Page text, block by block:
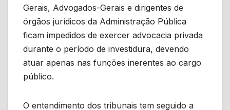
Gerais, Advogados-Gerais e dirigentes de
órgãos jurídicos da Administração Pública
ficam impedidos de exercer advocacia privada
durante o período de investidura, devendo
atuar apenas nas funções inerentes ao cargo
público.
O entendimento dos tribunais tem seguido a